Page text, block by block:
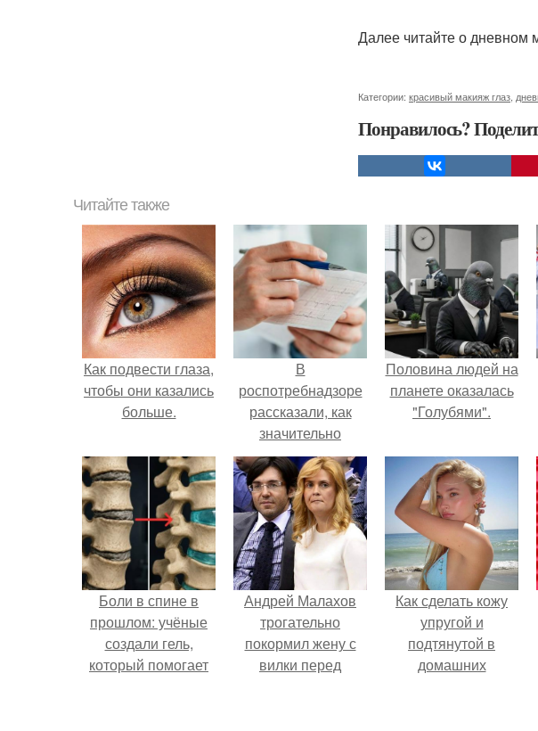
Далее читайте о дневном
Категории: красивый макияж глаз
Понравилось?
Читайте также
Как подвести глаза,
чтобы они казались
больше.
В
роспотребнадзоре
рассказали, как
значительно
снизить риск
инфаркта.
Половина людей на
планете оказалась
"Голубями".
Боли в спине в
прошлом: учёные
создали гель,
который помогает
Андрей Малахов
трогательно
покормил жену с
вилки перед
Как сделать кожу
упругой и
подтянутой в
домашних